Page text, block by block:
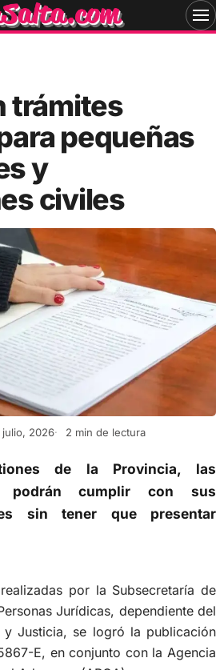
trámites
pequeñas
y
civiles
julio, 2026 2 min de lectura
de la Provincia, las
podrán cumplir con sus
sin tener que presentar
por la Subsecretaría de
Jurídicas, dependiente del
y Justicia, se logró la publicación
E, en conjunto con la Agencia